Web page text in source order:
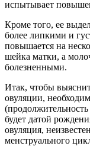
испытывает
Кроме того, ее
более липкими и
повышается на
шейка матки, а
болезненными.
Итак, чтобы
овуляции,
будет датой
овуляция,
менструального